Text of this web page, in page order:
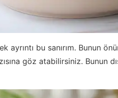
ayrıntı bu sanırım. Bunun
göz atabilirsiniz. Bunun